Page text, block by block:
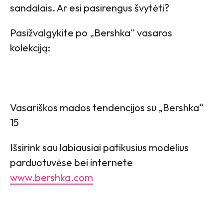
sandalais. Ar esi pasirengus švytėti?
Pasižvalgykite po „Bershka“ vasaros
kolekciją:
Vasariškos mados tendencijos su „Bershka“
15
Išsirink sau labiausiai patikusius modelius
parduotuvėse bei internete
www.bershka.com